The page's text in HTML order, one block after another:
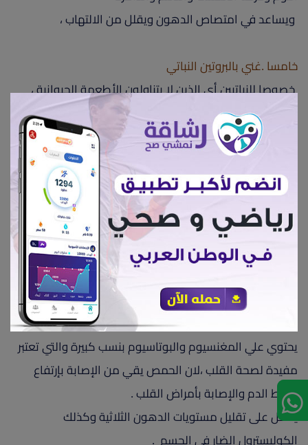
ويساعد في امتصاص الدهون ويقلل من الالتهاب ،
خامسا .غني بالبروتين النباتي
خصوصا للنباتيين أي الذين لا يتناولون الأطعمة الحيوانية ،
ويعتبر من أكثر الأطعمة التي تحتوي على هذا النوع من
البروتين ، ومن أهم فوائد هذا النوع من البروتين أنه سوف
يجعلك تشعر بالشبع وتقلل من كمية الطعام اليومي .
سادسا .مفيد لعملية الهضم
، لانه يزيد من البكتيريا المفيدة التي توجد في الأمعاء ، ويقلل
من البكتريا الضارة ا التي تصيب القولون والأمعاء والجهاز
سابعا.الوقاية من الأمراض
يحتوي علي المغنسيوم والبوتاسيوم بنسب كبيرة والتي تعتبر
مفيدة لصحة القلب ،لان الحمص يقي من الإصابة بإرتفاع
ضغط الدم والإصابة بأمراض القلب .
يعمل على تقليل مستويات الدهون الثلاثية وكذلك
الكوليسترول الضار في الجسم .